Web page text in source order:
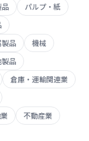
品
パルプ・紙
製品
機械
製品
倉庫・運輸関連業
不動産業